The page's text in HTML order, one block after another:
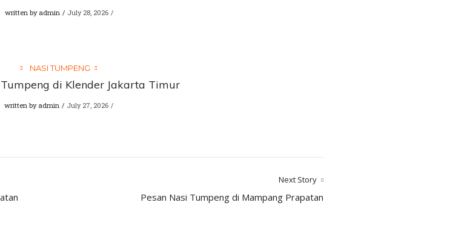
written by admin July 28, 2026
NASI TUMPENG
di Klender Jakarta Timur
written by admin July 27, 2026
Next Story
Pesan Nasi Tumpeng di Mampang Prapatan